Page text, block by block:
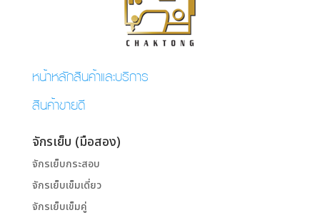
หน้าหลักสินค้าและบริการ
สินค้าขายดี
จักรเย็บ (มือสอง)
จักรเย็บกระสอบ
จักรเย็บเข็มเดี่ยว
จักรเย็บเข็มคู่